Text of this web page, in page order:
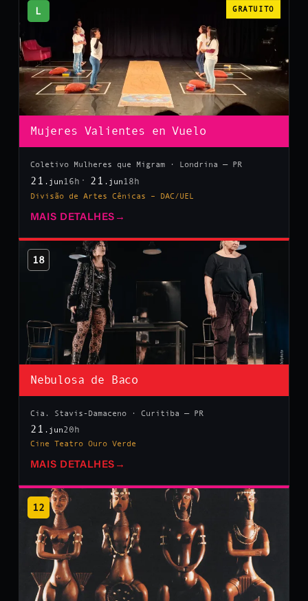
L GRATUITO
Mujeres Valientes en Vuelo
Coletivo Mulheres que Migram · Londrina — PR
21 .jun 16h 21 .jun 18h
Divisão de Artes Cênicas – DAC/UEL
MAIS DETALHES →
18
Nebulosa de Baco
Cia. Stavis-Damaceno · Curitiba — PR
21 .jun20h
Cine Teatro Ouro Verde
MAIS DETALHES →
12